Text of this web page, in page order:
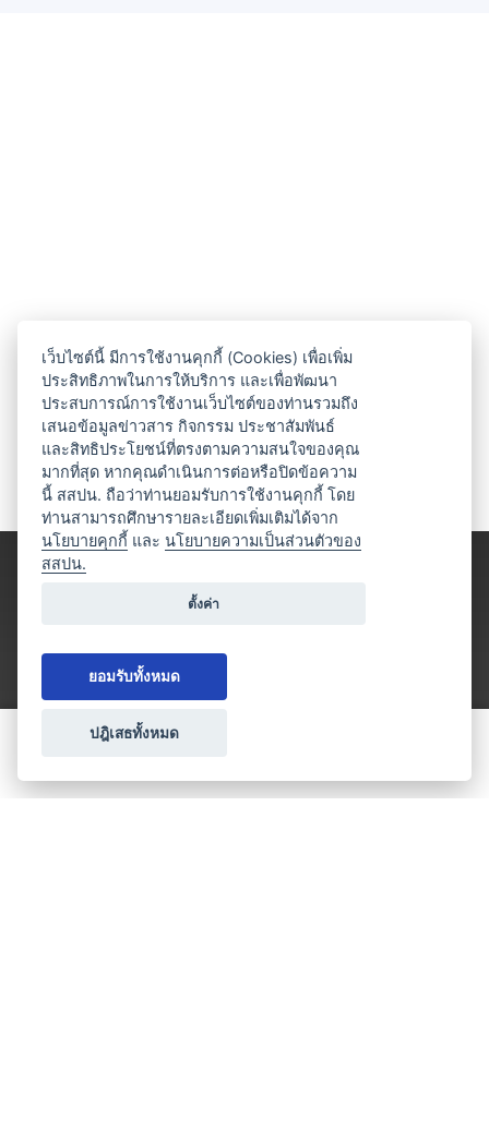
ประเภทธุรกิจไมซ์
เว็บไซต์นี้ มีการใช้งานคุกกี้ (Cookies) เพื่อเพิ่ม
ประสิทธิภาพในการให้บริการ และเพื่อพัฒนา
ประสบการณ์การใช้งานเว็บไซต์ของท่านรวมถึง
เสนอข้อมูลข่าวสาร กิจกรรม ประชาสัมพันธ์
และสิทธิประโยชน์ที่ตรงตามความสนใจของคุณ
มากที่สุด หากคุณดำเนินการต่อหรือปิดข้อความ
นี้ สสปน. ถือว่าท่านยอมรับการใช้งานคุกกี้ โดย
ท่านสามารถศึกษารายละเอียดเพิ่มเติมได้จาก
นโยบายคุกกี้ และนโยบายความเป็นส่วนตัวของ
สสปน.
ตั้งค่า
ยอมรับทั้งหมด
ปฎิเสธทั้งหมด